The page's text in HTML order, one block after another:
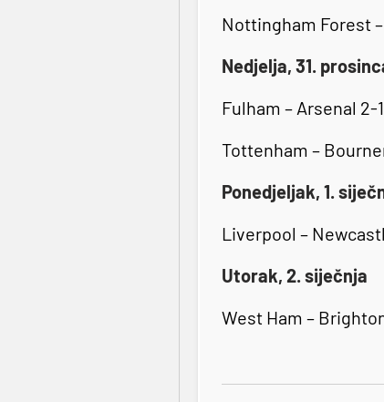
Nottingham Forest
Nedjelja, 31.
Fulham – Arsenal 2-1
Tottenham –
Ponedjeljak, 1.
Liverpool –
Utorak, 2. siječnja
West Ham –